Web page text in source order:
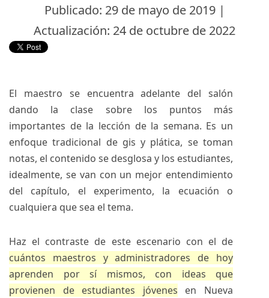
Publicado: 29 de mayo de 2019 |
Actualización: 24 de octubre de 2022
El maestro se encuentra adelante del salón
dando la clase sobre los puntos más
importantes de la lección de la semana. Es un
enfoque tradicional de gis y plática, se toman
notas, el contenido se desglosa y los estudiantes,
idealmente, se van con un mejor entendimiento
del capítulo, el experimento, la ecuación o
cualquiera que sea el tema.
Haz el contraste de este escenario con el de
cuántos maestros y administradores de hoy
aprenden por sí mismos, con ideas que
provienen de estudiantes jóvenes en Nueva